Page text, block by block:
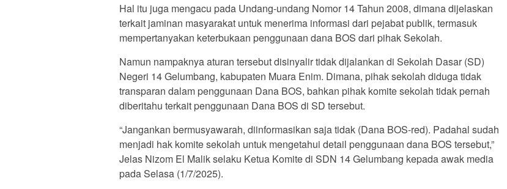
Hal itu juga mengacu pada Undang-undang Nomor 14 Tahun 2008, dimana dijelaskan
terkait jaminan masyarakat untuk menerima informasi dari pejabat publik, termasuk
mempertanyakan keterbukaan penggunaan dana BOS dari pihak Sekolah.
Namun nampaknya aturan tersebut disinyalir tidak dijalankan di Sekolah Dasar (SD)
Negeri 14 Gelumbang, kabupaten Muara Enim. Dimana, pihak sekolah diduga tidak
transparan dalam penggunaan Dana BOS, bahkan pihak komite sekolah tidak pernah
diberitahu terkait penggunaan Dana BOS di SD tersebut.
“Jangankan bermusyawarah, diinformasikan saja tidak (Dana BOS-red). Padahal sudah
menjadi hak komite sekolah untuk mengetahui detail penggunaan dana BOS tersebut,”
Jelas Nizom El Malik selaku Ketua Komite di SDN 14 Gelumbang kepada awak media
pada Selasa (1/7/2025).